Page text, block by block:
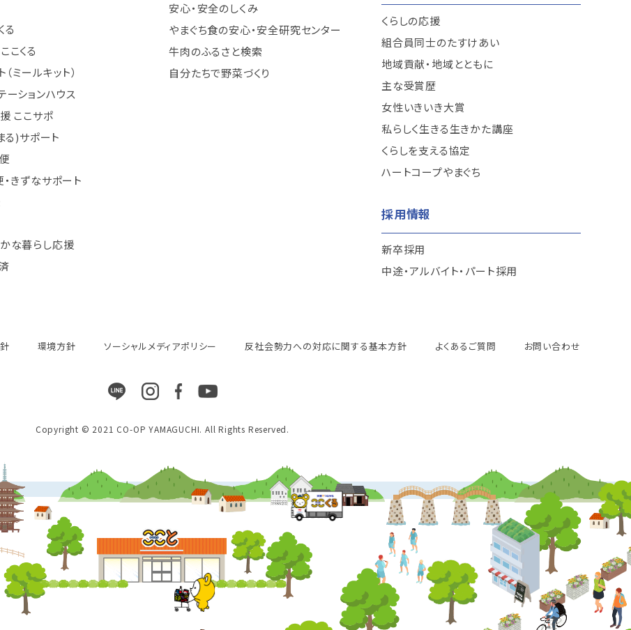
る
こくる
ミールキット）
ーションハウス
ここサポ
る)サポート
・きずなサポート
な暮らし応援
安心・安全のしくみ
やまぐち食の安心・安全研究センター
牛肉のふるさと検索
自分たちで野菜づくり
くらしの応援
組合員同士のたすけあい
地域貢献・地域とともに
主な受賞歴
女性いきいき大賞
私らしく生きる生きかた講座
くらしを支える協定
ハートコープやまぐち
採用情報
新卒採用
中途・アルバイト・パート採用
環境方針 ソーシャルメディアポリシー 反社会勢力への対応に関する基本方針 よくあるご質問 お問い合わせ
Copyright © 2021 CO-OP YAMAGUCHI. All Rights Reserved.